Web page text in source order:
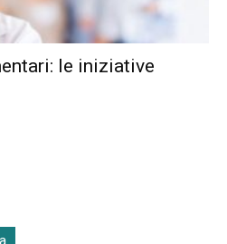
le iniziative